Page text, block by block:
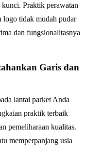
Praktik perawatan
logo tidak mudah pudar
dan fungsionalitasnya
Garis dan
lantai parket Anda
praktik terbaik
pemeliharaan kualitas.
memperpanjang usia